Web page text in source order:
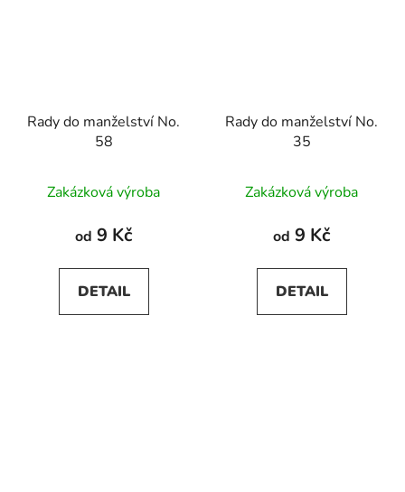
Rady do manželství No.
58
Zakázková výroba
od 9 Kč
DETAIL
Rady do manželství No.
35
Zakázková výroba
od 9 Kč
DETAIL